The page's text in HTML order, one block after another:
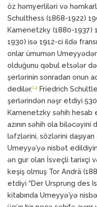
öz həmyerliləri və
Schulthess (1868-1922)
Kamenetzky (1880-1937)
1930) isə 1912-ci ildə
onlar ümumən
olduğunu qəbul etsələr
şerlərinin sonradan onun
dedilər.14 Friedrich
şerlərindən nəşr etdiyi 530
Kamenetzky səhih hesab
azının səhih ola biləcəyini
ləfzlərini, sözlərini daşıyan
Umeyyə’yə nisbət
ən gur olan İsveçli tarixçi
keşiş olmuş Tor Andrä
etdiyi “Der Ursprung des
kitabında Umeyyə’yə